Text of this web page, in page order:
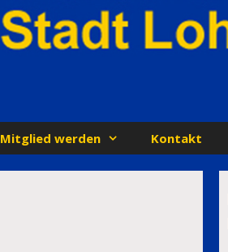
Mitglied werden Kontakt